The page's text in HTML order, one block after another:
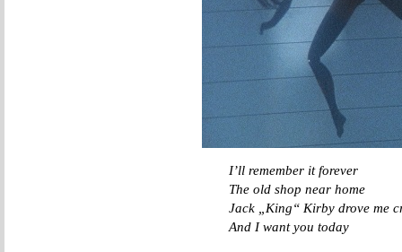
I’ll remember it forever
The old shop near home
Jack „King“ Kirby drove me
And I want you today